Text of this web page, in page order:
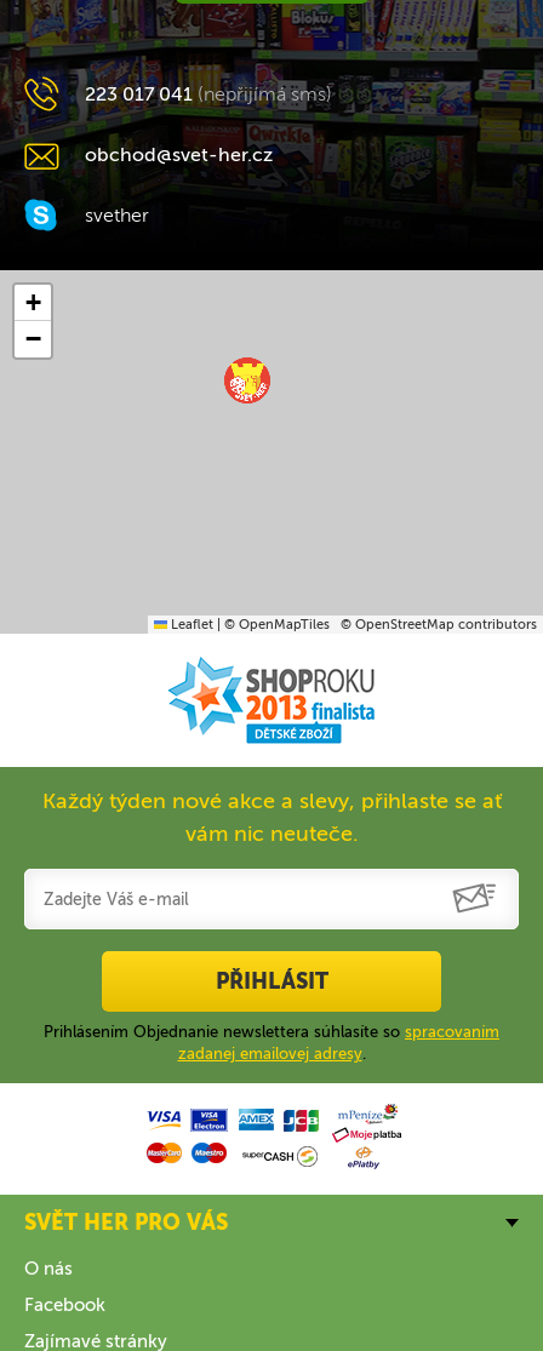
223 017 041 (nepřijímá sms)
obchod@svet-her.cz
svether
+
−
Leaflet © OpenMapTiles © OpenStreetMap contributors
Každý týden nové akce a slevy, přihlaste se ať
vám nic neuteče.
PŘIHLÁSIT
Prihlásením Objednanie newslettera súhlasíte so spracovaním
zadanej emailovej adresy.
SVĚT HER PRO VÁS
O nás
Facebook
Zajímavé stránky